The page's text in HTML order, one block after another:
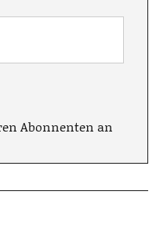
Abonnenten an